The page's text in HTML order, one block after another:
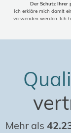
Der Schutz Ihrer
Ich erkläre mich damit
verwenden werden. Ich
Mehr als